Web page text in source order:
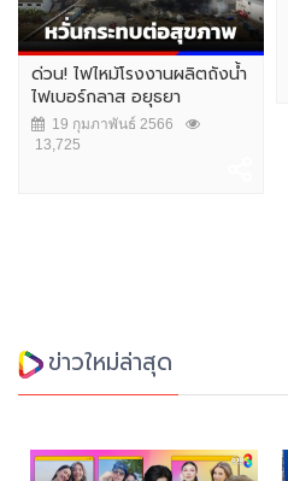
ด่วน! ไฟไหม้โรงงานผลิตถังน้ำ
ไฟเบอร์กลาส อยุธยา
19 กุมภาพันธ์ 2566
13,725
ข่าวใหม่ล่าสุด